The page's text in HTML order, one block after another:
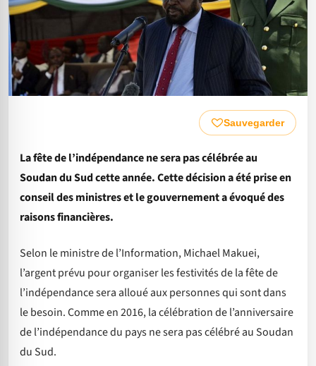
Sauvegarder
La fête de l’indépendance ne sera pas célébrée au
Soudan du Sud cette année. Cette décision a été prise en
conseil des ministres et le gouvernement a évoqué des
raisons financières.
Selon le ministre de l’Information, Michael Makuei,
l’argent prévu pour organiser les festivités de la fête de
l’indépendance sera alloué aux personnes qui sont dans
le besoin. Comme en 2016, la célébration de l’anniversaire
de l’indépendance du pays ne sera pas célébré au Soudan
du Sud.